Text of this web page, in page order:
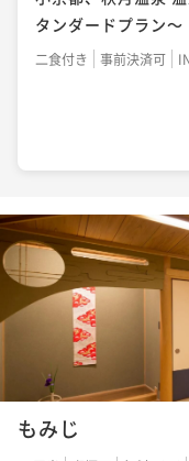
タンダードプラン～
二食付き 事前決済可
もみじ